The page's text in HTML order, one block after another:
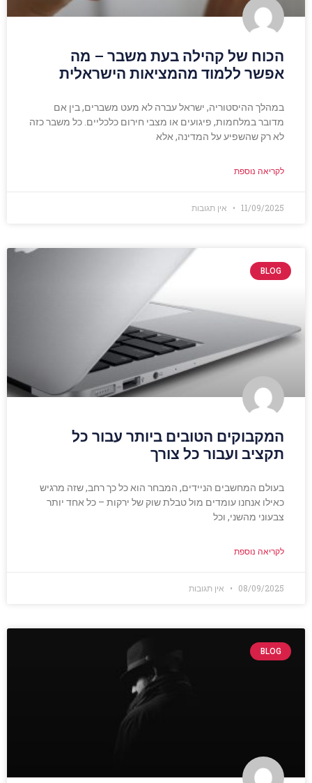
הכוח של קהילה בעת משבר – מה
אפשר ללמוד מהמציאות הישראלית
במהלך ההיסטוריה, ישראל עברה לא מעט משברים, בין אם
מדובר במלחמות, פיגועים או מצבי חירום כלכליים. כל משבר כזה
לא רק שהשפיע על המדינה, אלא
לקריאה נוספת
11/09/2025 אין תגובות
BLOG
המקבוקים הטובים ביותר עבור כל
תקציב ועבור כל צורך
בעולם המחשבים הניידים, המבחר הוא כל כך רחב, שזה מרגיש
כאילו אנחנו עומדים מול טבלת שוק של ירקות – כל אחד יותר
צבעוני מהשני, וכל
לקריאה נוספת
08/09/2025 אין תגובות
BLOG